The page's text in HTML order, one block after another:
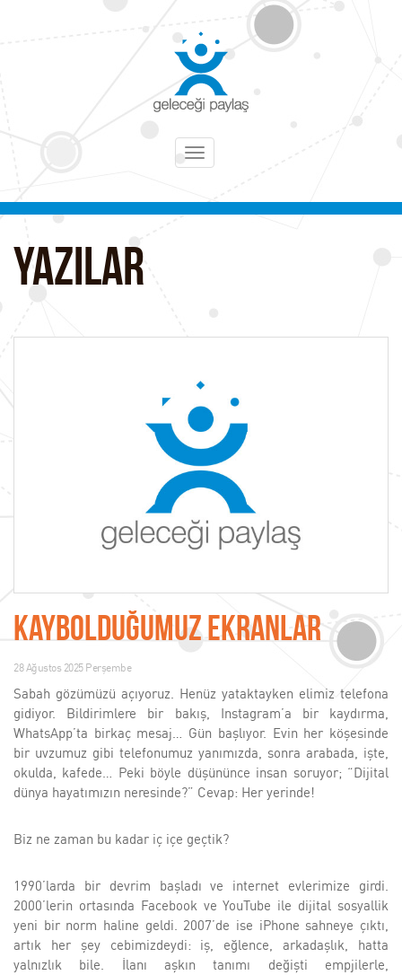
Toggle
YAZILAR
KAYBOLDUĞUMUZ EKRANLAR
28 Ağustos 2025 Perşembe
Sabah gözümüzü açıyoruz. Henüz yataktayken elimiz telefona
gidiyor. Bildirimlere bir bakış, Instagram’a bir kaydırma,
WhatsApp’ta birkaç mesaj… Gün başlıyor. Evin her köşesinde
bir uvzumuz gibi telefonumuz yanımızda, sonra arabada, işte,
okulda, kafede… Peki böyle düşününce insan soruyor; “Dijital
dünya hayatımızın neresinde?” Cevap: Her yerinde!
Biz ne zaman bu kadar iç içe geçtik?
1990’larda bir devrim başladı ve internet evlerimize girdi.
2000’lerin ortasında Facebook ve YouTube ile dijital sosyallik
yeni bir norm haline geldi. 2007’de ise iPhone sahneye çıktı,
artık her şey cebimizdeydi: iş, eğlence, arkadaşlık, hatta
yalnızlık bile. İlanı aşkın tanımı değişti empjilerle,